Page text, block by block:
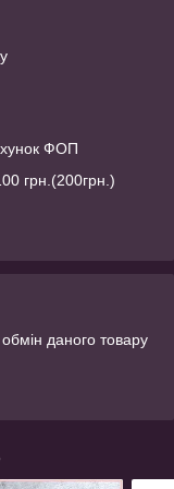
ФОП
грн.(200грн.)
даного товару